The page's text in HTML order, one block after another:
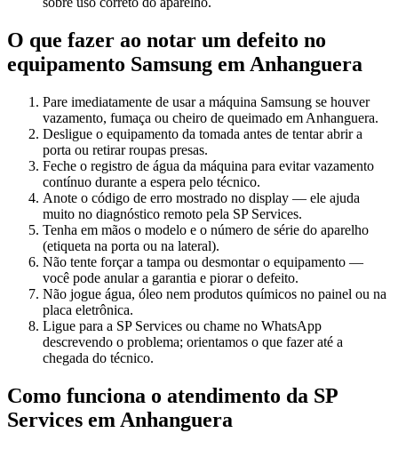
O que fazer ao notar um defeito no
equipamento Samsung em Anhanguera
Pare imediatamente de usar a máquina Samsung se houver
vazamento, fumaça ou cheiro de queimado em Anhanguera.
Desligue o equipamento da tomada antes de tentar abrir a
porta ou retirar roupas presas.
Feche o registro de água da máquina para evitar vazamento
contínuo durante a espera pelo técnico.
Anote o código de erro mostrado no display — ele ajuda
muito no diagnóstico remoto pela SP Services.
Tenha em mãos o modelo e o número de série do aparelho
(etiqueta na porta ou na lateral).
Não tente forçar a tampa ou desmontar o equipamento —
você pode anular a garantia e piorar o defeito.
Não jogue água, óleo nem produtos químicos no painel ou na
placa eletrônica.
Ligue para a SP Services ou chame no WhatsApp
descrevendo o problema; orientamos o que fazer até a
chegada do técnico.
Como funciona o atendimento da SP
Services em Anhanguera